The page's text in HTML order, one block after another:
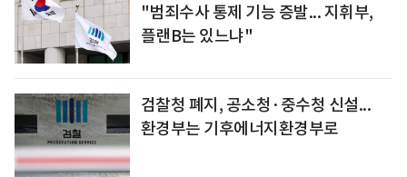
"범죄수사 통제 기능 증발... 지휘부,
플랜B는 있느냐"
검찰청 폐지, 공소청·중수청 신설...
환경부는 기후에너지환경부로